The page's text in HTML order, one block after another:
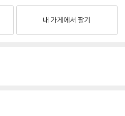
내 가게에서 팔기